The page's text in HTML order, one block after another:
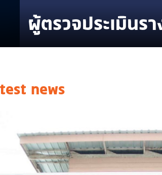
ผู้ตรวจประเมิน
news